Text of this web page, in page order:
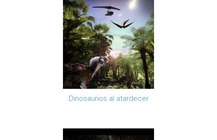
Dinosaurios al atardecer